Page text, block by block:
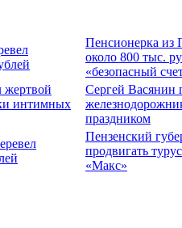
Пенсионерка из
около 800 тыс.
«безопасный
жертвой
интимных
Сергей Васянин
праздником
Пензенский
продвигать
«Макс»